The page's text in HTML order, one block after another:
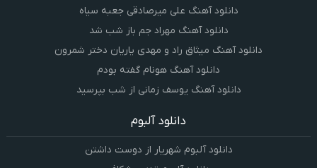
دانلود آهنگ علی میرصادقی جعبه سیاه
دانلود آهنگ مهراد جم باز شب شد
دانلود آهنگ میثاق راد و مهدی یاریان دختر شمرون
دانلود آهنگ هونام گفته بودم
دانلود آهنگ یوسف زمانی از شب بپرسید
دانلود آلبوم
دانلود آلبوم شهریار از دوست داشتن